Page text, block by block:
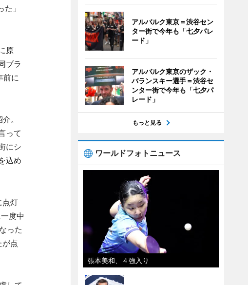
」
原
ブラ
前に
。
って
にシ
込め
点灯
度中
った
が点
アルバルク東京＝渋谷セン
ター街で今年も「七夕パレ
ード」
アルバルク東京のザック・
バランスキー選手＝渋谷セ
ンター街で今年も「七夕パ
レード」
もっと見る
ワールドフォトニュース
張本美和、４強入り